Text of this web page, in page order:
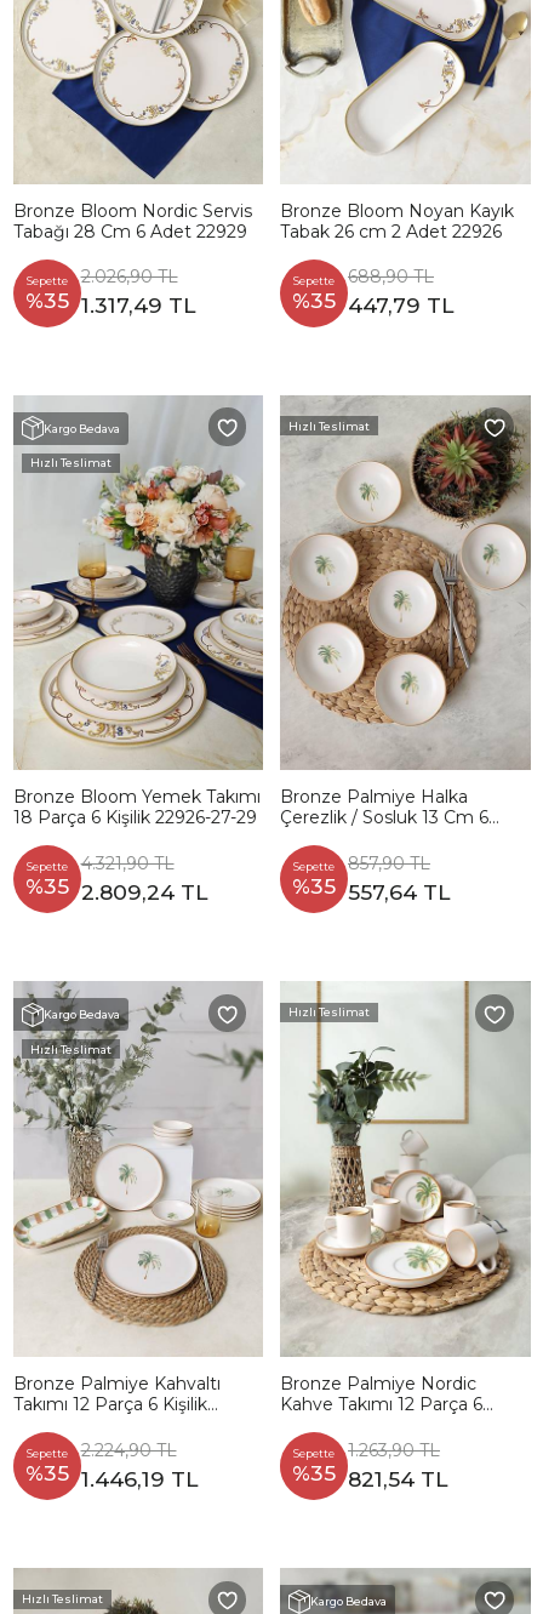
Bronze Bloom Nordic Servis
Tabağı 28 Cm 6 Adet 22929
Sepette
%35
2.026,90 TL
1.317,49 TL
Bronze Bloom Noyan Kayık
Tabak 26 cm 2 Adet 22926
Sepette
%35
688,90 TL
447,79 TL
Kargo Bedava
Hızlı Teslimat
Bronze Bloom Yemek Takımı
18 Parça 6 Kişilik 22926-27-29
Sepette
%35
4.321,90 TL
2.809,24 TL
Hızlı Teslimat
Bronze Palmiye Halka
Çerezlik / Sosluk 13 Cm 6
Sepette
%35
857,90 TL
557,64 TL
Kargo Bedava
Hızlı Teslimat
Bronze Palmiye Kahvaltı
Takımı 12 Parça 6 Kişilik
Sepette
%35
2.224,90 TL
1.446,19 TL
Hızlı Teslimat
Bronze Palmiye Nordic
Kahve Takımı 12 Parça 6
Sepette
%35
1.263,90 TL
821,54 TL
Hızlı Teslimat Kargo Bedava